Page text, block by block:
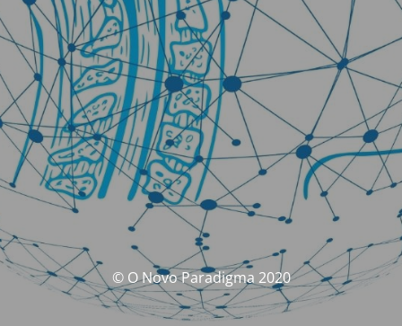
© O Novo Paradigma 2020